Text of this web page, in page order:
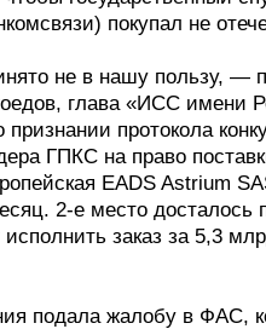
покупал не
не в нашу пользу, —
глава «ИСС имени
протокола
ГПКС на право
EADS Astrium
2-е место
заказ за 5,3
подала жалобу в ФАС,